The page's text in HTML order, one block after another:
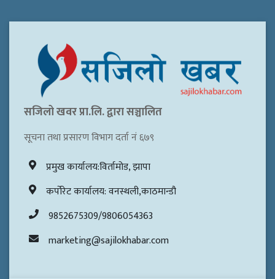
सजिलो खवर प्रा.लि. द्वारा सञ्चालित
सूचना तथा प्रसारण विभाग दर्ता नं ६७९
प्रमुख कार्यालय:विर्तामोड, झापा
कर्पोरेट कार्यालय: वनस्थली,काठमान्डौ
9852675309/9806054363
marketing@sajilokhabar.com